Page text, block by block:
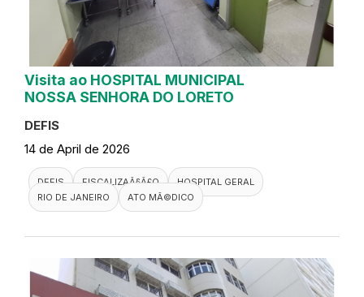
Visita ao HOSPITAL MUNICIPAL
NOSSA SENHORA DO LORETO
DEFIS
14 de April de 2026
DEFIS FISCALIZAÃ§Ã£O
HOSPITAL GERAL
RIO DE JANEIRO
ATO MÃ©DICO